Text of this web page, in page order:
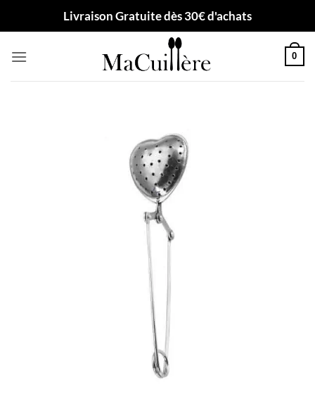
Livraison Gratuite dès 30€ d'achats
0